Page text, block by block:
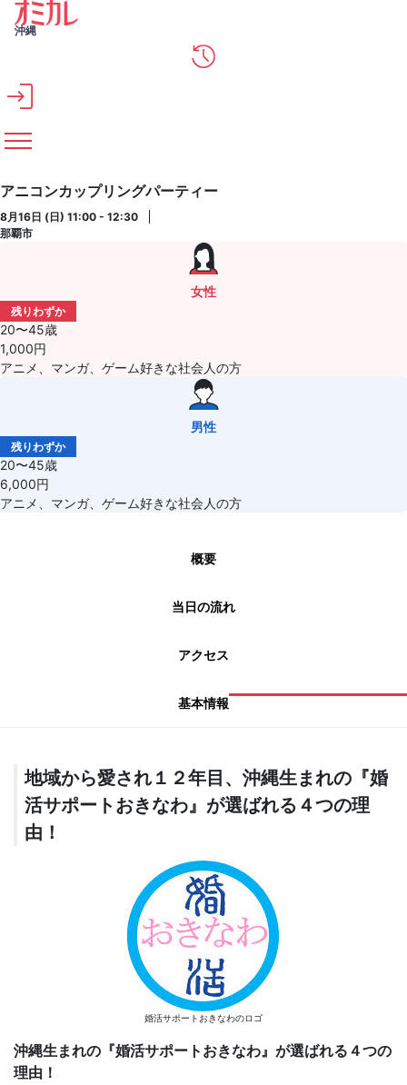
メインコンテンツへスキップ
沖縄
アニコンカップリングパーティー
8月16日 (日) 11:00 - 12:30
那覇市
女性
残りわずか
20〜45歳
1,000円
アニメ、マンガ、ゲーム好きな社会人の方
男性
残りわずか
20〜45歳
6,000円
アニメ、マンガ、ゲーム好きな社会人の方
概要
当日の流れ
アクセス
基本情報
地域から愛され１２年目、沖縄生まれの『婚
活サポートおきなわ』が選ばれる４つの理
由！
婚活サポートおきなわのロゴ
沖縄生まれの『婚活サポートおきなわ』が選ばれる４つの
理由！